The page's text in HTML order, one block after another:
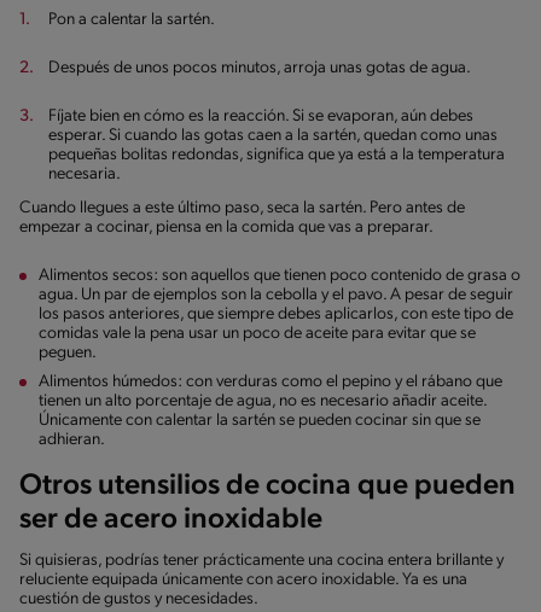
Pon a calentar la sartén.
Después de unos pocos minutos, arroja unas gotas de agua.
Fíjate bien en cómo es la reacción. Si se evaporan, aún debes
esperar. Si cuando las gotas caen a la sartén, quedan como unas
pequeñas bolitas redondas, significa que ya está a la temperatura
necesaria.
Cuando llegues a este último paso, seca la sartén. Pero antes de
empezar a cocinar, piensa en la comida que vas a preparar.
Alimentos secos: son aquellos que tienen poco contenido de grasa o
agua. Un par de ejemplos son la cebolla y el pavo. A pesar de seguir
los pasos anteriores, que siempre debes aplicarlos, con este tipo de
comidas vale la pena usar un poco de aceite para evitar que se
peguen.
Alimentos húmedos: con verduras como el pepino y el rábano que
tienen un alto porcentaje de agua, no es necesario añadir aceite.
Únicamente con calentar la sartén se pueden cocinar sin que se
adhieran.
Otros utensilios de cocina que pueden
ser de acero inoxidable
Si quisieras, podrías tener prácticamente una cocina entera brillante y
reluciente equipada únicamente con acero inoxidable. Ya es una
cuestión de gustos y necesidades.